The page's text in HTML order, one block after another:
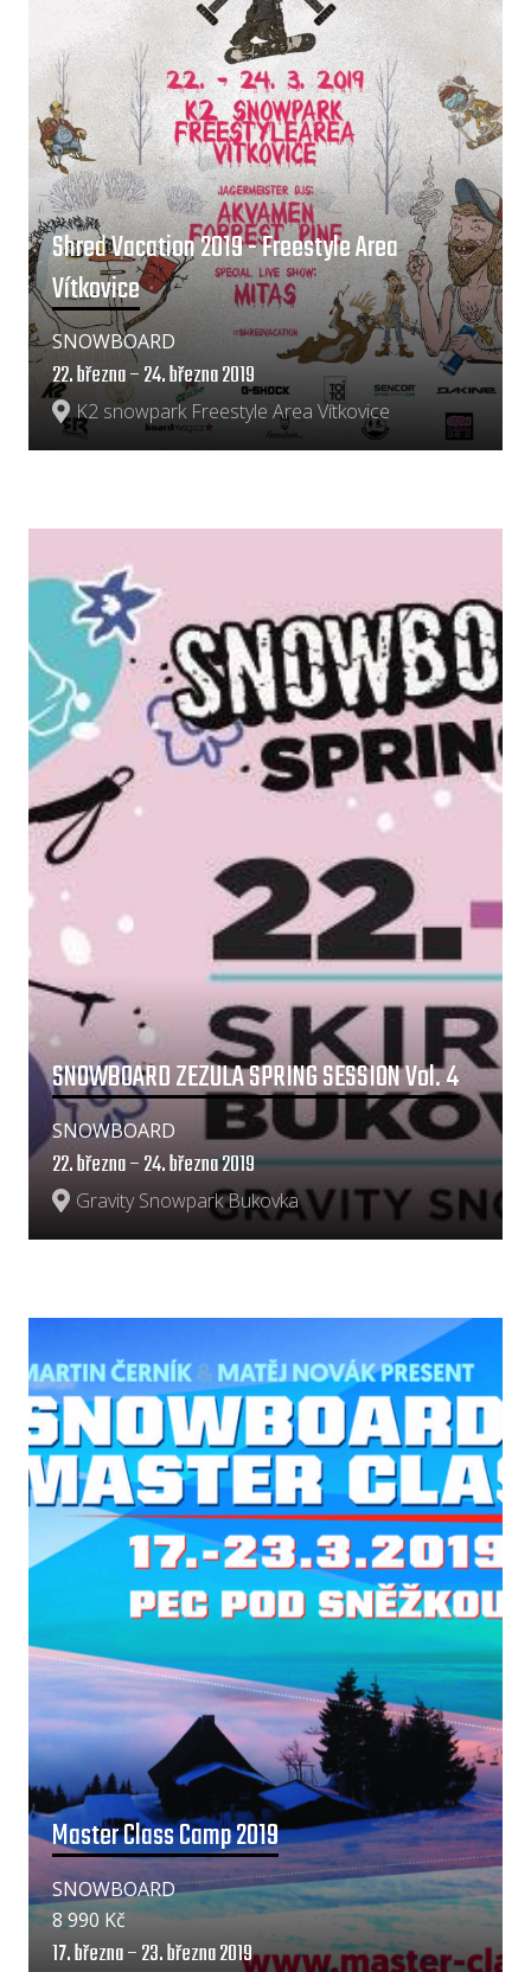
Shred Vacation 2019 - Freestyle Area
Vítkovice
K2 snowpark Freestyle Area Vítkovice
22. března – 24. března 2019
SNOWBOARD
SNOWBOARD ZEZULA SPRING SESSION Vol. 4
Gravity Snowpark Bukovka
22. března – 24. března 2019
SNOWBOARD
Master Class Camp 2019
17. března – 23. března 2019
8 990 Kč
SNOWBOARD